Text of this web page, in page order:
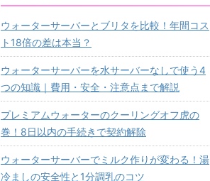
ウォーターサーバーとブリタを比較！年間コス
ト18倍の差は本当？
ウォーターサーバーを水サーバーなしで使う4
つの知識｜費用・安全・注意点まで解説
プレミアムウォーターのクーリングオフ虎の
巻！8日以内の手続きで契約解除
ウォーターサーバーでミルク作りが変わる！湯
冷ましの安全性と1分調乳のコツ